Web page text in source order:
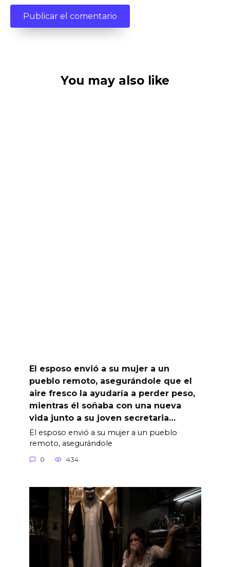
You may also like
El esposo envió a su mujer a un
pueblo remoto, asegurándole que el
aire fresco la ayudaría a perder peso,
mientras él soñaba con una nueva
vida junto a su joven secretaria…
El esposo envió a su mujer a un pueblo
remoto, asegurándole
0 434